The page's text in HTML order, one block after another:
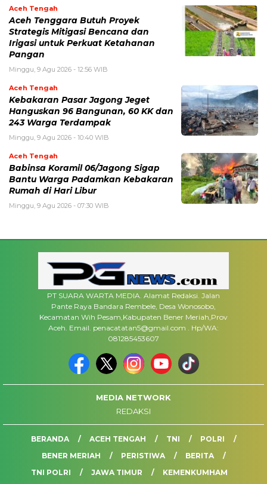
Aceh Tengah
Aceh Tenggara Butuh Proyek
Strategis Mitigasi Bencana dan
Irigasi untuk Perkuat Ketahanan
Pangan
Minggu, 9 Agu 2026 - 12:56 WIB
Aceh Tengah
‎Kebakaran Pasar Jagong Jeget
Hanguskan 96 Bangunan, 60 KK dan
243 Warga Terdampak
Minggu, 9 Agu 2026 - 10:40 WIB
Aceh Tengah
Babinsa Koramil 06/Jagong Sigap
Bantu Warga Padamkan Kebakaran
Rumah di Hari Libur
Minggu, 9 Agu 2026 - 07:30 WIB
PT SUARA WARTA MEDIA. Alamat Redaksi. Jalan
Pante Raya Bandara Rembele, Desa Wonosobo,
Kecamatan Wih Pesam,Kabupaten Bener Meriah,Prov
Aceh. Email. penacatatan5@gmail.com . Hp/WA:
081285453607
MEDIA NETWORK
REDAKSI
BERANDA ACEH TENGAH TNI
POLRI
BENER MERIAH
PERISTIWA
BERITA
TNI POLRI
JAWA TIMUR KEMENKUMHAM